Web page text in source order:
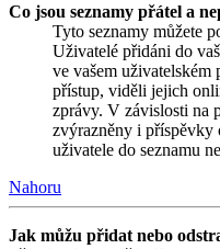
Co jsou seznamy přátel a
Tyto seznamy můžete
Uživatelé přidáni do
ve vašem
přístup, viděli jejich
zprávy. V závislosti na
zvýrazněny i příspěvky
uživatele do seznamu
Nahoru
Jak můžu přidat nebo